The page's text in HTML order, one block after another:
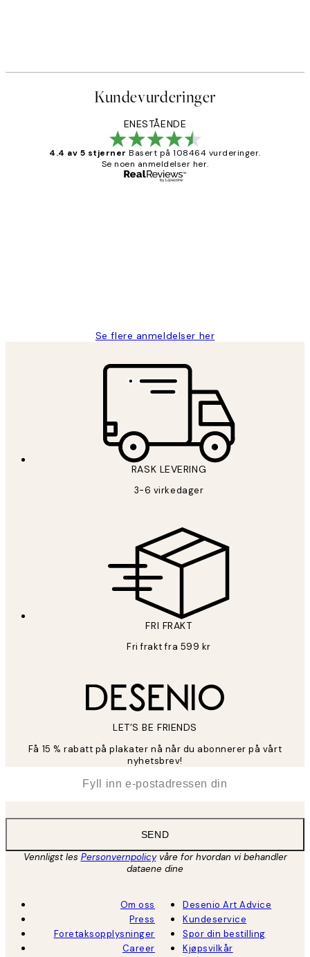
Kundevurderinger
ENESTÅENDE
4.4 av 5 stjerner Basert på 108464 vurderinger.
Se noen anmeldelser her.
Se flere anmeldelser her
RASK LEVERING
3-6 virkedager
FRI FRAKT
Fri frakt fra 599 kr
LET’S BE FRIENDS
Få 15 % rabatt på plakater nå når du abonnerer på vårt
nyhetsbrev!
SEND
Vennligst les Personvernpolicyvåre for hvordan vi behandler
dataene dine
Om oss
Press
Foretaksopplysninger
Career
Desenio Art Advice
Kundeservice
Spor din bestilling
Kjøpsvilkår